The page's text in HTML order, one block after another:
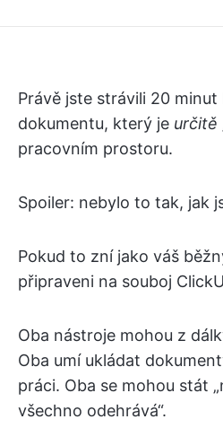
Právě jste strávili 20 minut
dokumentu, který je určitě
pracovním prostoru.
Spoiler: nebylo to tak, jak
Pokud to zní jako váš
připraveni na souboj
Oba nástroje mohou z
Oba umí ukládat
práci. Oba se mohou stát
všechno odehrává“.